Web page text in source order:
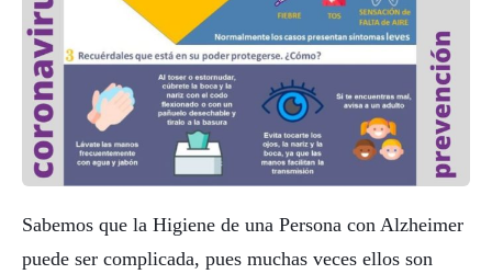
Sabemos que la Higiene de una Persona con Alzheimer
puede ser complicada, pues muchas veces ellos son